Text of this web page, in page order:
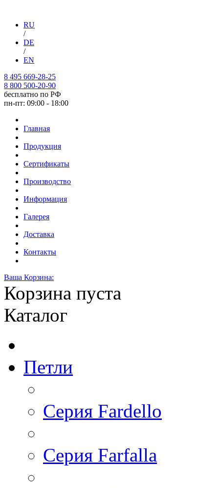
RU
/
DE
/
EN
8 495 669-28-25
8 800 500-20-90
бесплатно по РФ
пн-пт: 09:00 - 18:00
Главная
Продукция
Сертификаты
Производство
Информация
Галерея
Доставка
Контакты
Ваша Корзина:
Корзина пуста
Каталог
Петли
Серия Fardello
Серия Farfalla